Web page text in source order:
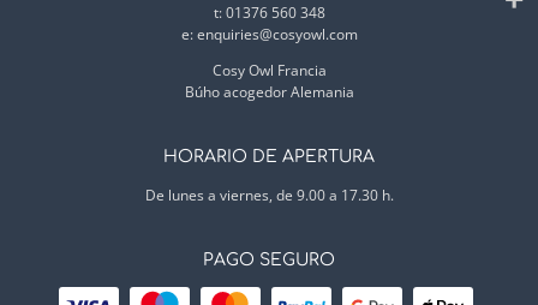
t: 01376 560 348
e:enquiries@cosyowl.com
Cosy Owl Francia
Búho acogedor Alemania
HORARIO DE APERTURA
De lunes a viernes, de 9.00 a 17.30 h.
PAGO SEGURO